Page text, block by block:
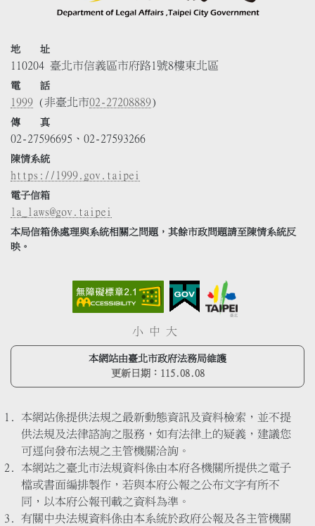
地 址
110204 臺北市信義區市府路1號8樓東北區
電 話
1999 (非臺北市02-27208889)
傳 真
02-27596695、02-27593266
陳情系統
https://1999.gov.taipei
電子信箱
la_laws@gov.taipei
本局信箱係處理與系統相關之問題，其餘市政問題請至陳情系統反
映。
小 中 大
本網站由臺北市政府法務局維護
更新日期： 115.08.08
本網站係提供法規之最新動態資訊及資料檢索，並不提
供法規及法律諮詢之服務，如有法律上的疑義，建議您
可逕向發布法規之主管機關洽詢。
本網站之臺北市法規資料係由本府各機關所提供之電子
檔或書面編排製作，若與本府公報之公布文字有所不
同，以本府公報刊載之資料為準。
有關中央法規資料係由本系統於政府公報及各主管機關